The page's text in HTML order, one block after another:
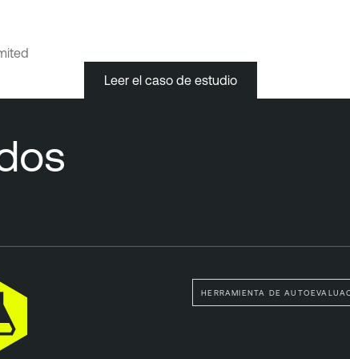
Leer el caso de estudio
HERRAMIENTA DE